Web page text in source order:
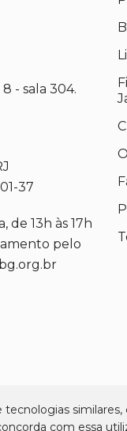
- sala 304.
37
de 13h às 17h
pelo
tecnologias
com essa